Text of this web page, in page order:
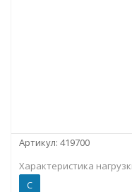
Артикул: 419700
Характеристика
C